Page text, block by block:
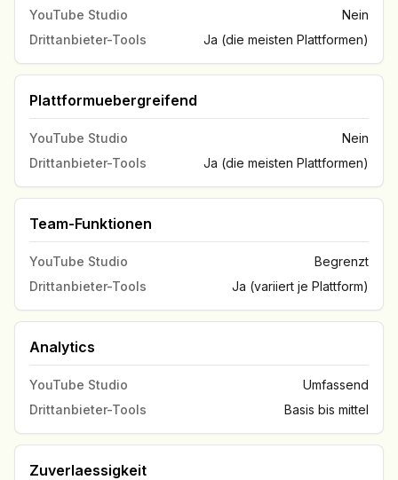
YouTube Studio
Nein
Drittanbieter-Tools
Ja (die meisten Plattformen)
Plattformuebergreifend
YouTube Studio
Nein
Drittanbieter-Tools
Ja (die meisten Plattformen)
Team-Funktionen
YouTube Studio
Begrenzt
Drittanbieter-Tools
Ja (variiert je Plattform)
Analytics
YouTube Studio
Umfassend
Drittanbieter-Tools
Basis bis mittel
Zuverlaessigkeit